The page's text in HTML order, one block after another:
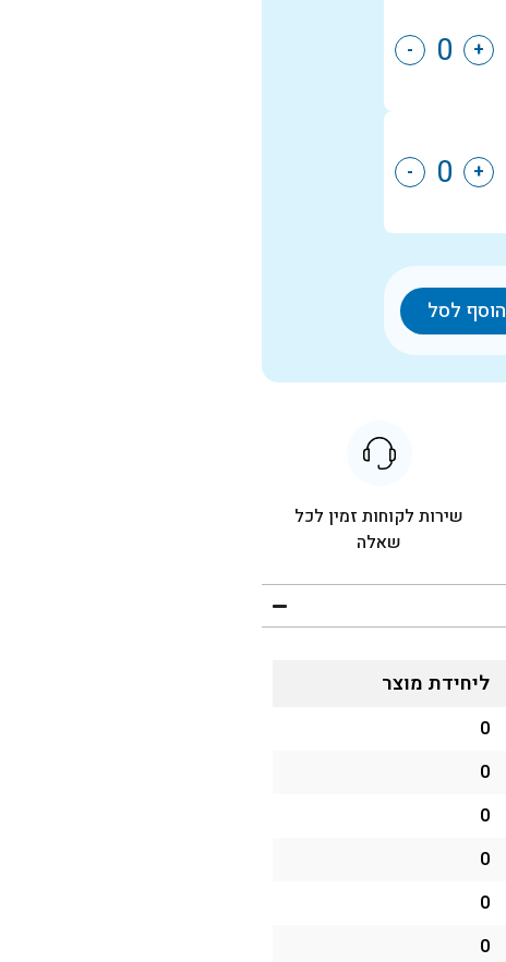
+
-
+
-
הוסף לסל
שירות לקוחות זמין לכל
שאלה
ליחידת מוצר
0
0
0
0
0
0